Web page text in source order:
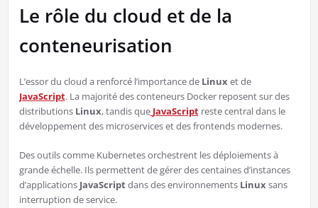
Le rôle du cloud et de la
conteneurisation
L’essor du cloud a renforcé l’importance de Linux et de
JavaScript. La majorité des conteneurs Docker reposent sur des
distributions Linux, tandis que JavaScriptreste central dans le
développement des microservices et des frontends modernes.
Des outils comme Kubernetes orchestrent les déploiements à
grande échelle. Ils permettent de gérer des centaines d’instances
d’applications JavaScriptdans des environnements Linux sans
interruption de service.